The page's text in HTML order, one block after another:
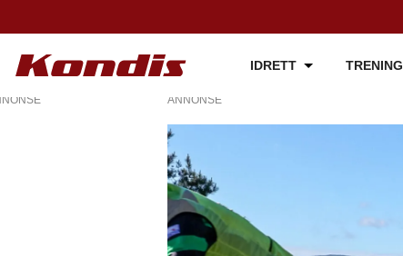
IDRETT TRENING
ANNONSE